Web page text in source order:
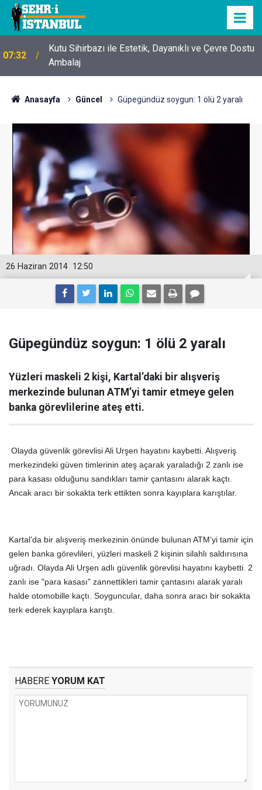
07:32
Kutu Sihirbazı ile Estetik, Dayanıklı ve Çevre Dostu
Ambalaj
Anasayfa Güncel Güpegündüz soygun: 1 ölü 2 yaralı
12:50
26 Haziran 2014
Güpegündüz soygun: 1 ölü 2 yaralı
Yüzleri maskeli 2 kişi, Kartal’daki bir alışveriş
merkezinde bulunan ATM’yi tamir etmeye gelen
banka görevlilerine ateş etti.
Olayda güvenlik görevlisi Ali Urşen hayatını kaybetti. Alışveriş
merkezindeki güven timlerinin ateş açarak yaraladığı 2 zanlı ise
para kasası olduğunu sandıkları tamir çantasını alarak kaçtı.
Ancak aracı bir sokakta terk ettikten sonra kayıplara karıştılar.
Kartal’da bir alışveriş merkezinin önünde bulunan ATM’yi tamir için
gelen banka görevlileri, yüzleri maskeli 2 kişinin silahlı saldırısına
uğradı. Olayda Ali Urşen adlı güvenlik görevlisi hayatını kaybetti. 2
zanlı ise "para kasası" zannettikleri tamir çantasını alarak yaralı
halde otomobille kaçtı. Soyguncular, daha sonra aracı bir sokakta
terk ederek kayıplara karıştı.
HABERE YORUM KAT